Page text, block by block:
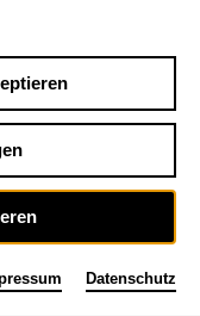
Datenschutz